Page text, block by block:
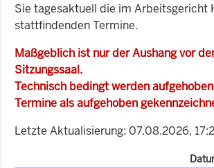
Sie tagesaktuell die im Arbeitsgericht
stattfindenden Termine.
Maßgeblich ist nur der Aushang vor
Sitzungssaal.
Technisch bedingt werden
Termine als aufgehoben
Letzte Aktualisierung: 07.08.2026,